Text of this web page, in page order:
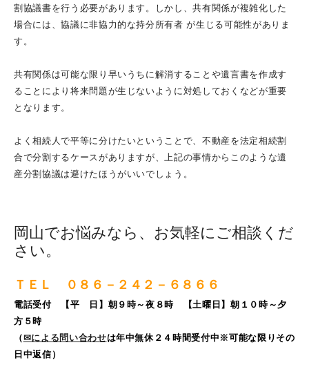
共有名義の土地の相続
相続手続きに必要な戸籍の取得
遺産分割協議書サンプル
相続人の中に親権者とその子がいるとき
遺言の文例集
債務者の相続
こんなときどうする？遺産分割協議の注意点
相続手続きの流れ
相続対策～子供のいない夫婦の場合～
相続対策～再婚前の子供がいる場合～
相続対策～隠し子がいる場合～
割協議書を行う必要があります。しかし、共有関係が複雑化した
場合には、協議に非協力的な持分所有者 が生じる可能性がありま
す。
共有関係は可能な限り早いうちに解消することや遺言書を作成す
ることにより将来問題が生じないように対処しておくなどが重要
となります。
よく相続人で平等に分けたいということで、不動産を法定相続割
合で分割するケースがありますが、上記の事情からこのような遺
産分割協議は避けたほうがいいでしょう。
岡山でお悩みなら、お気軽にご相談くだ
さい。
ＴＥＬ ０８６－２４２－６８６６
電話受付 【平 日】朝９時～夜８時 【土曜日】朝１０時～夕
方５時
（✉による問い合わせは年中無休２４時間受付中※可能な限りその
日中返信）